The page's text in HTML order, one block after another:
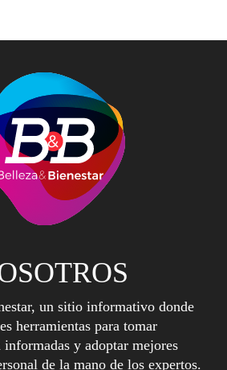
un sitio informativo donde
herramientas para tomar
informadas y adoptar mejores
de la mano de los expertos.